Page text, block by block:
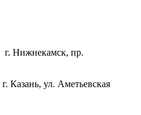
г. Нижнекамск, пр.
Казань, ул. Аметьевская